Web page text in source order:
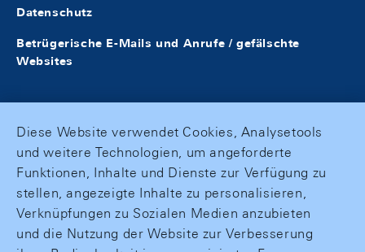
Datenschutz
Betrügerische E-Mails und Anrufe / gefälschte
Websites
Diese Website verwendet Cookies, Analysetools
und weitere Technologien, um angeforderte
Funktionen, Inhalte und Dienste zur Verfügung zu
stellen, angezeigte Inhalte zu personalisieren,
Verknüpfungen zu Sozialen Medien anzubieten
und die Nutzung der Website zur Verbesserung